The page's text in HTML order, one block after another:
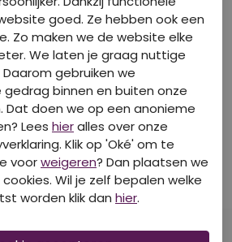
goed. Ze hebben ook een
Zo maken we de website elke
We laten je graag nuttige
gebruiken we
binnen en buiten onze
Dat doen we op een anonieme
Lees hieralles over onze
Klik op 'Oké' om te
voorweigeren? Dan plaatsen we
Wil je zelf bepalen welke
worden klik dan hier.